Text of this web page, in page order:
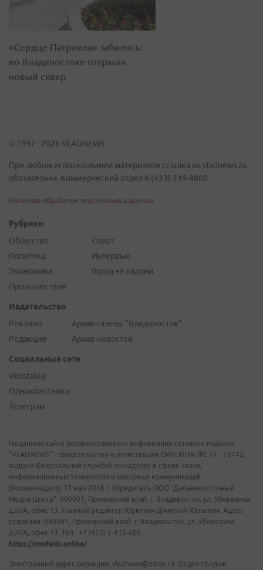
«Сердце Патрокла» забилось:
во Владивостоке открыли
новый сквер
© 1997 - 2026 VLADNEWS
При любом использовании материалов ссылка на vladnews.ru
обязательна. Коммерческий отдел 8 (423) 249-8800
Политика обработки персональных данных
Рубрики
Общество
Политика
Экономика
Происшествия
Спорт
Интервью
Город на ладони
Издательство
Реклама
Редакция
Архив газеты "Владивосток"
Архив новостей
Социальные сети
vkontakte
Одноклассники
Телеграм
На данном сайте распространяется информация сетевого издания
"VLADNEWS" - свидетельство о регистрации СМИ ЭЛ № ФС 77 - 72742,
выдано Федеральной службой по надзору в сфере связи,
информационных технологий и массовых коммуникаций
(Роскомнадзор) 17 мая 2018 г. Учредитель ООО "Дальневосточный
Медиа Центр". 690091, Приморский край, г. Владивосток, ул. Уборевича,
д.20А, офис 13. Главный редактор Юркевич Дмитрий Юрьевич. Адрес
редакции: 690091, Приморский край, г. Владивосток, ул. Уборевича,
д.20А, офис 13. Тел.: +7 (423) 2-415-600.
https://mediadv.online/
Электронный адрес редакции: vladnews@inbox.ru. Отдел продаж